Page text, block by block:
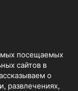
посещаемых
сайтов в
о
развлечениях,